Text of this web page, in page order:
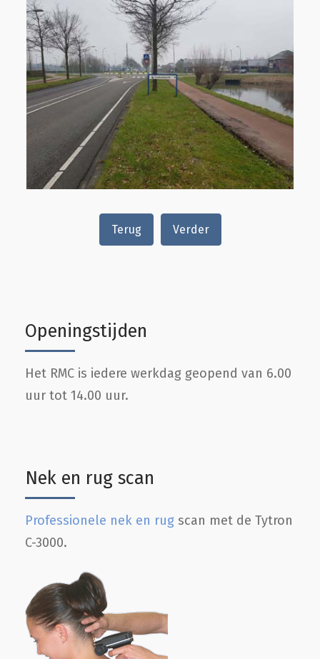
Openingstijden
Het RMC is iedere werkdag geopend van 6.00
uur tot 14.00 uur.
Nek en rug scan
Professionele nek en rug scan met de Tytron
C-3000.
Terug Verder